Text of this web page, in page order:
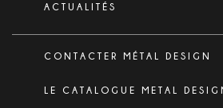
ACTUALITÉS
CONTACTER MÉTAL DESIGN
LE CATALOGUE METAL